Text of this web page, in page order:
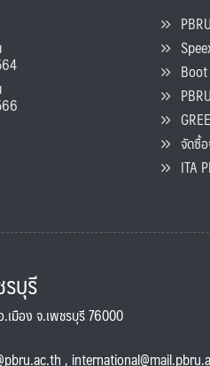
Boot
PBRU
จัดซื้อ
ITA
บุรี
มือง จ.เพชรบุรี 76000
,